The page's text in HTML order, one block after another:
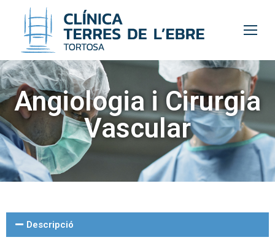
Angiologia i Cirurgia
Vascular
Descripció